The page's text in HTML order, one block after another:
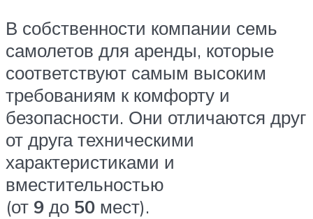
В собственности компании семь
самолетов для аренды, которые
соответствуют самым высоким
требованиям к комфорту и
безопасности. Они отличаются друг
от друга техническими
характеристиками и
вместительностью
(от 9 до 50 мест).